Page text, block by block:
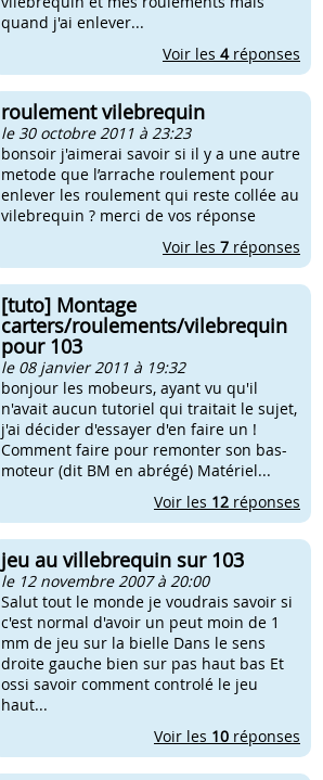
quand j'ai enlever...
Voir les 4réponses
roulement vilebrequin
le 30 octobre 2011 à 23:23
bonsoir j'aimerai savoir si il y a une autre
metode que l’arrache roulement pour
enlever les roulement qui reste collée au
vilebrequin ? merci de vos réponse
Voir les 7 réponses
[tuto] Montage
carters/roulements/vilebrequin
pour 103
le 08 janvier 2011 à 19:32
bonjour les mobeurs, ayant vu qu'il
n'avait aucun tutoriel qui traitait le sujet,
j'ai décider d'essayer d'en faire un !
Comment faire pour remonter son bas-
moteur (dit BM en abrégé) Matériel...
Voir les 12 réponses
jeu au villebrequin sur 103
le 12 novembre 2007 à 20:00
Salut tout le monde je voudrais savoir si
c'est normal d'avoir un peut moin de 1
mm de jeu sur la bielle Dans le sens
droite gauche bien sur pas haut bas Et
ossi savoir comment controlé le jeu
haut...
Voir les 10 réponses